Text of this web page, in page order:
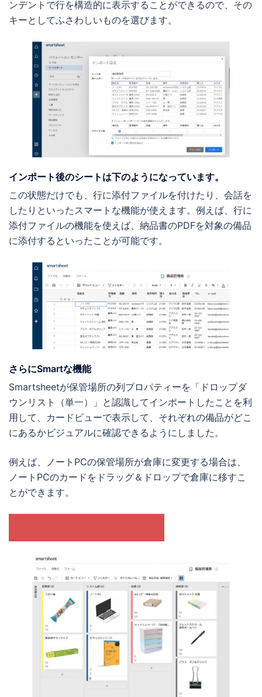
ンデントで行を構造的に表示することができるので、その
キーとしてふさわしいものを選びます。
インポート後のシートは下のようになっています。
この状態だけでも、行に添付ファイルを付けたり、会話を
したりといったスマートな機能が使えます。例えば、行に
添付ファイルの機能を使えば、納品書のPDFを対象の備品
に添付するといったことが可能です。
さらにSmartな機能
Smartsheetが保管場所の列プロパティーを「ドロップダ
ウンリスト（単一）」と認識してインポートしたことを利
用して、カードビューで表示して、それぞれの備品がどこ
にあるかビジュアルに確認できるようにしました。
例えば、ノートPCの保管場所が倉庫に変更する場合は、
ノートPCのカードをドラッグ＆ドロップで倉庫に移すこ
とができます。